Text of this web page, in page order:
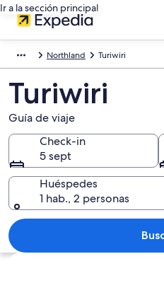
Ir a la sección principal
Northland Turiwiri
Turiwiri
Guía de viaje
Check-in
5 sept
Huéspedes
1 hab., 2 personas
Ver mapa